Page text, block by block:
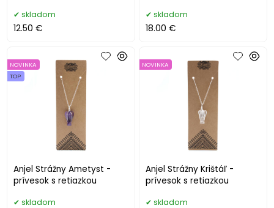
skladom
12.50 €
skladom
18.00 €
Anjel Strážny Ametyst -
prívesok s retiazkou
NOVINKA
TOP
skladom
Anjel Strážny Krištáľ -
prívesok s retiazkou
NOVINKA
skladom